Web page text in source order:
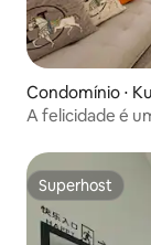
Condomínio ⋅
A felicidade é
Superhost
Superhost